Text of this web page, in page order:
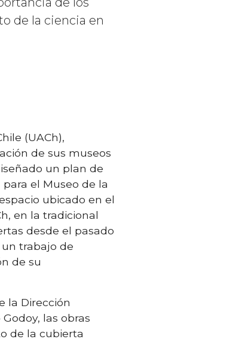
de la ciencia en
(UACh),
de sus museos
un plan de
el Museo de la
ubicado en el
en la tradicional
desde el pasado
un trabajo de
de su
la Dirección
las obras
de la cubierta